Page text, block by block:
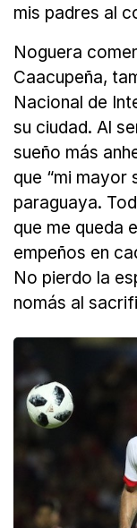
mis padres al
Noguera
Caacupeña,
Nacional de
su ciudad. Al
sueño más
que “mi mayor
paraguaya.
que me queda
empeños en
No pierdo la
nomás al